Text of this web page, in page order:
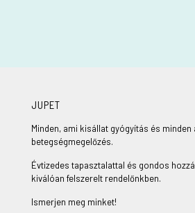
JUPET
Minden, ami kisállat gyógyítás és minden
betegségmegelőzés.
Évtizedes tapasztalattal és gondos
kiválóan felszerelt rendelőnkben.
Ismerjen meg minket!